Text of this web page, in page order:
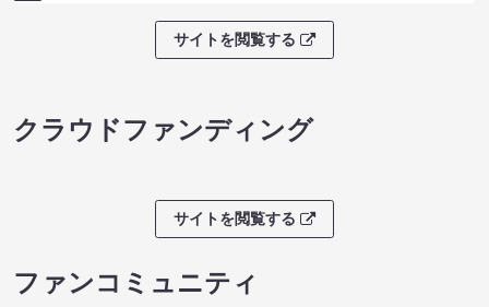
サイトを閲覧する
クラウドファンディング
サイトを閲覧する
ファンコミュニティ